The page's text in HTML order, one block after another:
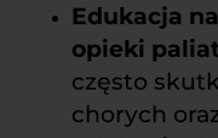
Edukacja
opieki
często
chorych